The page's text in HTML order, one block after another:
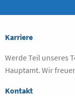
Karriere
Werde Teil unseres
Hauptamt. Wir
Kontakt